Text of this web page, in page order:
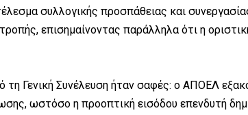
συλλογικής προσπάθειας και
επισημαίνοντας παράλληλα ότι η
τη Γενική Συνέλευση ήταν σαφές: ο ΑΠΟΕΛ
ωστόσο η προοπτική εισόδου επενδυτή